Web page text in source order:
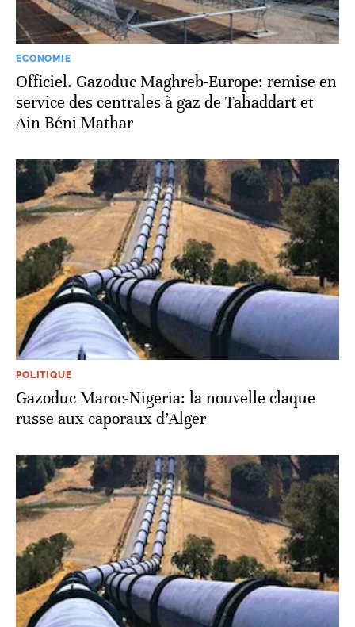
ECONOMIE
Officiel. Gazoduc Maghreb-Europe: remise en
service des centrales à gaz de Tahaddart et
Ain Béni Mathar
POLITIQUE
Gazoduc Maroc-Nigeria: la nouvelle claque
russe aux caporaux d’Alger